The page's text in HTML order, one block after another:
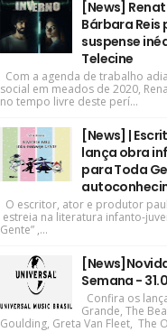
[News]
Bárbara
suspense
Telecine
Com a agenda de trabalho
social em meados de 2020,
no tempo livre deste perí...
[News] |
lança obra
para Toda
O escritor, ator e produtor
estreia na literatura infanto-
Gente” ,...
Semana -
Confira os
Grande, The
Goulding, Greta Van Fleet, The